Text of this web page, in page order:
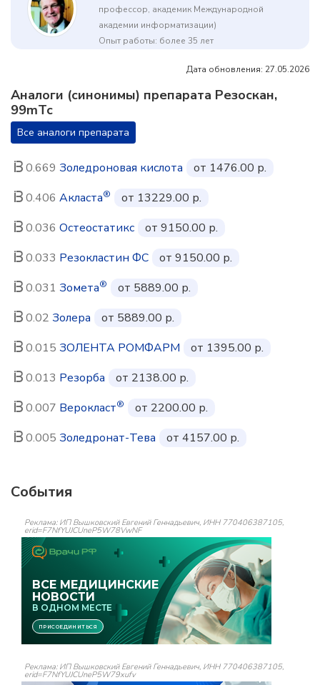
профессор, академик Международной
академии информатизации)
Опыт работы: более 35 лет
Дата обновления: 27.05.2026
Аналоги (синонимы) препарата Резоскан,
99mTc
Все аналоги препарата
0.669 Золедроновая кислота
от 1476.00 р.
0.406 Акласта®
от 13229.00 р.
0.036 Остеостатикс
от 9150.00 р.
0.033 Резокластин ФС
от 9150.00 р.
0.031 Зомета®
от 5889.00 р.
0.02 Золера
от 5889.00 р.
0.015 ЗОЛЕНТА РОМФАРМ
от 1395.00 р.
0.013 Резорба
от 2138.00 р.
0.007 Верокласт®
от 2200.00 р.
0.005 Золедронат-Тева от 4157.00 р.
События
Реклама: ИП Вышковский Евгений Геннадьевич, ИНН 770406387105,
erid=F7NfYUJCUneP5W78VwNF
Реклама: ИП Вышковский Евгений Геннадьевич, ИНН 770406387105,
erid=F7NfYUJCUneP5W79xufv